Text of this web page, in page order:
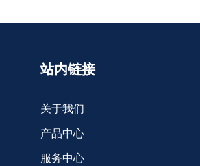
站内链接
关于我们
产品中心
服务中心